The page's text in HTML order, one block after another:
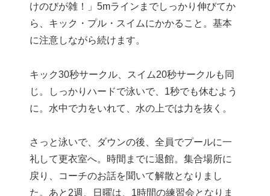
けのびが雑！」5mラインまでしっかり伸びてか
ら、キック・プル・スイムにかかること。基本
に注意しながら続けます。
キック30秒サークル、スイム20秒サークルも同
じ。しっかりハードで泳いで、1秒でも休むよう
に。水中で力をいれて、水の上では力を抜く。
さっと泳いで、ダウンの後、全員でプールに一
礼して更衣室へ。時間までに退館。集合場所に
戻り、コーチのお話を聞いて解散となりまし
た。あと2週、日曜は、1時間の練習会となりま